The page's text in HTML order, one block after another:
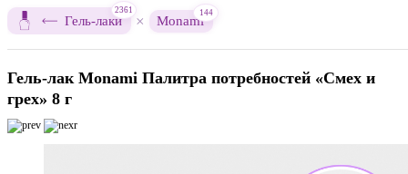
Гель-лаки
2361
× Monami
144
Гель-лак Monami Палитра потребностей «Смех и
грех» 8 г